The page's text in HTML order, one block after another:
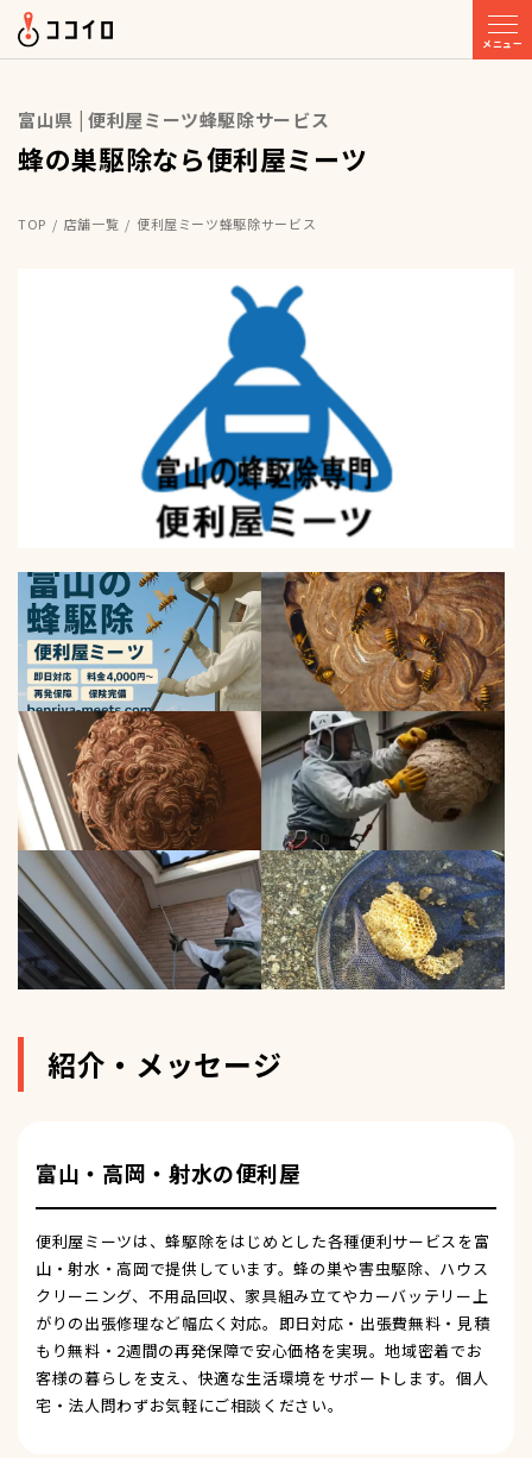
メニュー
富山県 | 便利屋ミーツ蜂駆除サービス
蜂の巣駆除なら便利屋ミーツ
TOP 店舗一覧 便利屋ミーツ蜂駆除サービス
紹介・メッセージ
富山・高岡・射水の便利屋
便利屋ミーツは、蜂駆除をはじめとした各種便利サービスを富
山・射水・高岡で提供しています。蜂の巣や害虫駆除、ハウス
クリーニング、不用品回収、家具組み立てやカーバッテリー上
がりの出張修理など幅広く対応。即日対応・出張費無料・見積
もり無料・2週間の再発保障で安心価格を実現。地域密着でお
客様の暮らしを支え、快適な生活環境をサポートします。個人
宅・法人問わずお気軽にご相談ください。